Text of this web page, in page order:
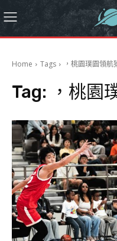
Home Tags ，桃園璞園領航
Tag: ，桃園